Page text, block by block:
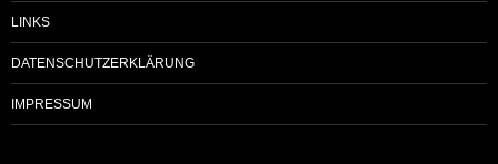
LINKS
DATENSCHUTZERKLÄRUNG
IMPRESSUM